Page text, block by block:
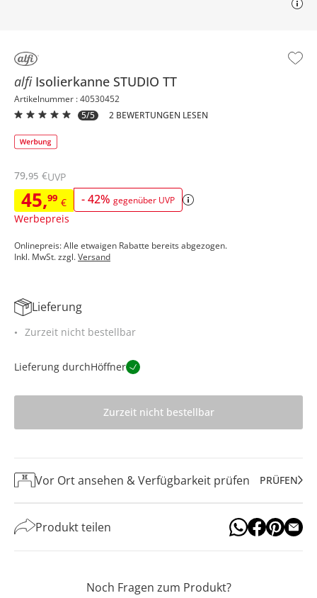
alfi Isolierkanne STUDIO TT
Artikelnummer : 40530452
5/5
2 BEWERTUNGEN LESEN
45,99 € -42% gegenüber UVP
Werbepreis
79,95 €UVP
Onlinepreis: Alle etwaigen Rabatte bereits abgezogen.
Inkl. MwSt. zzgl.Versand
Lieferung
Zurzeit nicht bestellbar
Lieferung durchHöffner
Zurzeit nicht bestellbar
Vor Ort ansehen & Verfügbarkeit prüfen PRÜFEN
Produkt teilen
Noch Fragen zum Produkt?